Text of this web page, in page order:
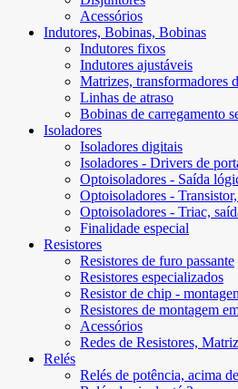
Acessórios
Indutores, Bobinas, Bobinas
Indutores fixos
Indutores ajustáveis
Matrizes, transformadores
Linhas de atraso
Bobinas de carregamento
Isoladores
Isoladores digitais
Isoladores - Drivers de
Optoisoladores - Saída
Optoisoladores -
Optoisoladores - Triac,
Finalidade especial
Resistores
Resistores de furo passante
Resistores especializados
Resistor de chip -
Resistores de montagem
Acessórios
Redes de Resistores,
Relés
Relés de potência, acima